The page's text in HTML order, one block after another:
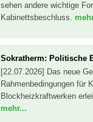
sehen andere wichtige
Kabinettsbeschluss.
Sokratherm: Politische
[22.07.2026] Das neue
Rahmenbedingungen für
Blockheizkraftwerken
mehr...